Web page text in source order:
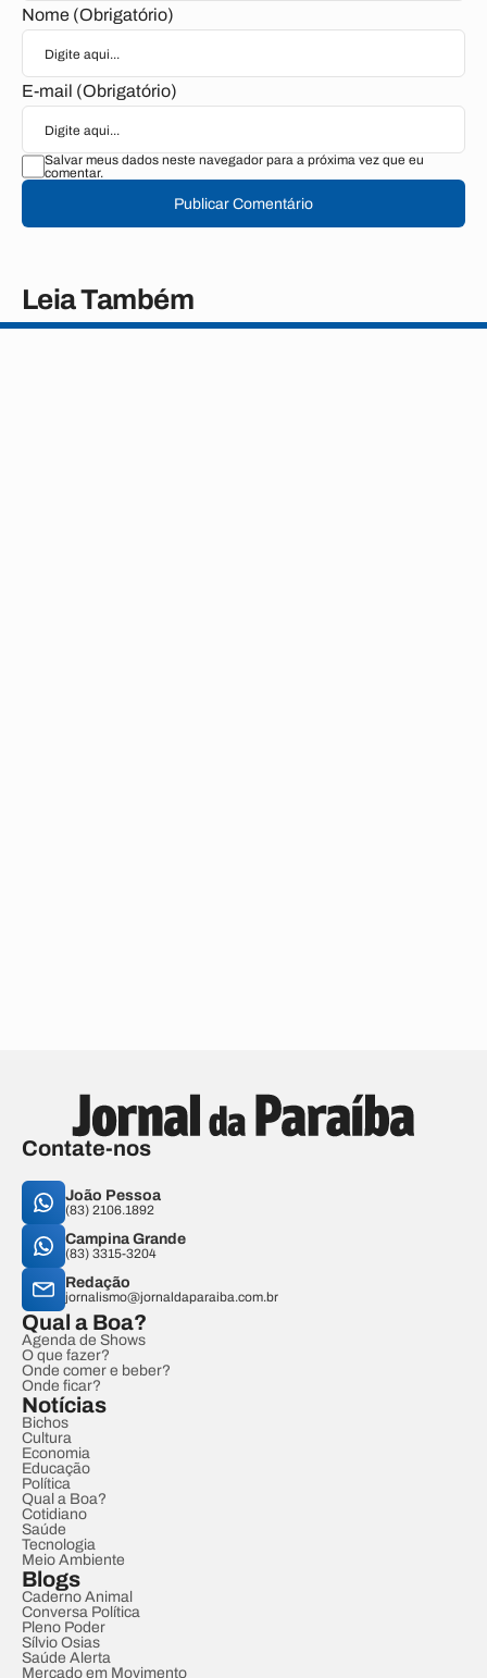
Nome (Obrigatório)
E-mail (Obrigatório)
Salvar meus dados neste navegador para a próxima vez que eu
comentar.
Publicar Comentário
Leia Também
Contate-nos
João Pessoa
(83) 2106.1892
Campina Grande
(83) 3315-3204
Redação
jornalismo@jornaldaparaiba.com.br
Qual a Boa?
Agenda de Shows
O que fazer?
Onde comer e beber?
Onde ficar?
Notícias
Bichos
Cultura
Economia
Educação
Política
Qual a Boa?
Cotidiano
Saúde
Tecnologia
Meio Ambiente
Blogs
Caderno Animal
Conversa Política
Pleno Poder
Sílvio Osias
Saúde Alerta
Mercado em Movimento